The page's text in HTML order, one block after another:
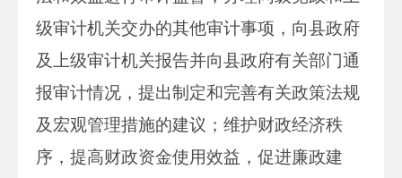
级审计机关交办的其他审计事项，向县政府
及上级审计机关报告并向县政府有关部门通
报审计情况，提出制定和完善有关政策法规
及宏观管理措施的建议；维护财政经济秩
序，提高财政资金使用效益，促进廉政建